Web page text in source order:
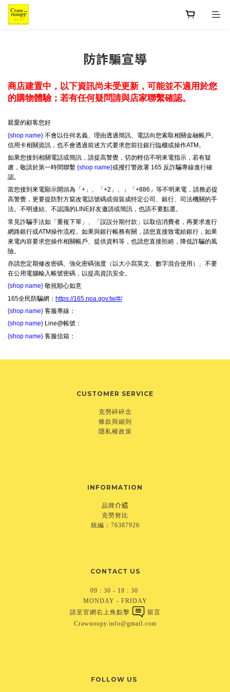
防詐騙宣導
商店建置中，以下資訊尚未受更新，可能並不適用於您
的購物體驗；若有任何疑問請與店家聯繫確認。
親愛的顧客您好
{shop name} 不會以任何名義、理由透過簡訊、電話向您索取相關金融帳戶、
信用卡相關資訊，也不會透過前述方式要求您前往銀行臨櫃或操作ATM。
如果您接到相關電話或簡訊，請提高警覺，切勿輕信不明來電指示，若有疑
慮，敬請於第一時間聯繫 {shop name}或撥打警政署 165 反詐騙專線進行確
認。
當您接到來電顯示開頭為「+」、「+2」、」「+886」等不明來電，請務必提
高警覺，更要提防對方竄改電話號碼或假裝成特定公司、銀行、司法機關的手
法。不明連結、不認識的LINE好友邀請或簡訊，也請不要點選。
常見詐騙手法如「重複下單」、「誤設分期付款」以取信消費者，再要求進行
網路銀行或ATM操作流程。如果與銀行帳務有關，請您直接致電給銀行，如果
來電內容要求您操作相關帳戶、提供資料等，也請您直接拒絕，降低詐騙的風
險。
亦請您定期修改密碼、強化密碼強度（以大小寫英文、數字混合使用）、不要
在公用電腦輸入帳號密碼，以提高資訊安全。
{shop name} 敬祝順心如意
165全民防騙網： https://165.npa.gov.tw/#/
{shop name} 客服專線：
{shop name} Line@帳號：
{shop name} 客服信箱：
CUSTOMER SERVICE
克勞碎碎念
條款與細則
隱私權政策
INFORMATION
品牌介紹
克勞努比
統編：76387926
CONTACT US
09 : 30 - 18 : 30
MONDAY - FRIDAY
請至官網右上角點擊
留言
Crawnoopy.info@gmail.com
FOLLOW US